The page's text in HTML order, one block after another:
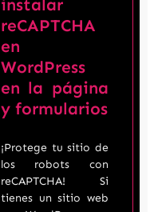
instalar
reCAPTCHA
en
WordPress
en la página
y formularios
¡Protege tu sitio de
los robots con
reCAPTCHA! Si
tienes un sitio web